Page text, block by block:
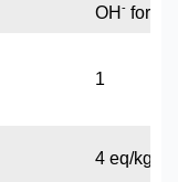
OH - forma
1
4 eq/kg